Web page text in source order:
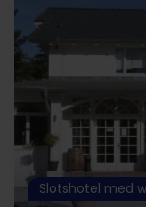
Slotshotel med